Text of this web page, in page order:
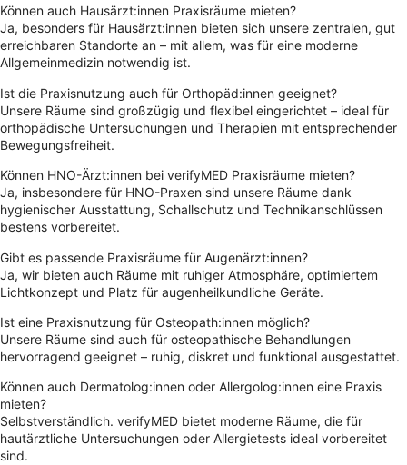
Können auch Hausärzt:innen Praxisräume mieten?
Ja, besonders für Hausärzt:innen bieten sich unsere zentralen, gut
erreichbaren Standorte an – mit allem, was für eine moderne
Allgemeinmedizin notwendig ist.
Ist die Praxisnutzung auch für Orthopäd:innen geeignet?
Unsere Räume sind großzügig und flexibel eingerichtet – ideal für
orthopädische Untersuchungen und Therapien mit entsprechender
Bewegungsfreiheit.
Können HNO-Ärzt:innen bei verifyMED Praxisräume mieten?
Ja, insbesondere für HNO-Praxen sind unsere Räume dank
hygienischer Ausstattung, Schallschutz und Technikanschlüssen
bestens vorbereitet.
Gibt es passende Praxisräume für Augenärzt:innen?
Ja, wir bieten auch Räume mit ruhiger Atmosphäre, optimiertem
Lichtkonzept und Platz für augenheilkundliche Geräte.
Ist eine Praxisnutzung für Osteopath:innen möglich?
Unsere Räume sind auch für osteopathische Behandlungen
hervorragend geeignet – ruhig, diskret und funktional ausgestattet.
Können auch Dermatolog:innen oder Allergolog:innen eine Praxis
mieten?
Selbstverständlich. verifyMED bietet moderne Räume, die für
hautärztliche Untersuchungen oder Allergietests ideal vorbereitet
sind.